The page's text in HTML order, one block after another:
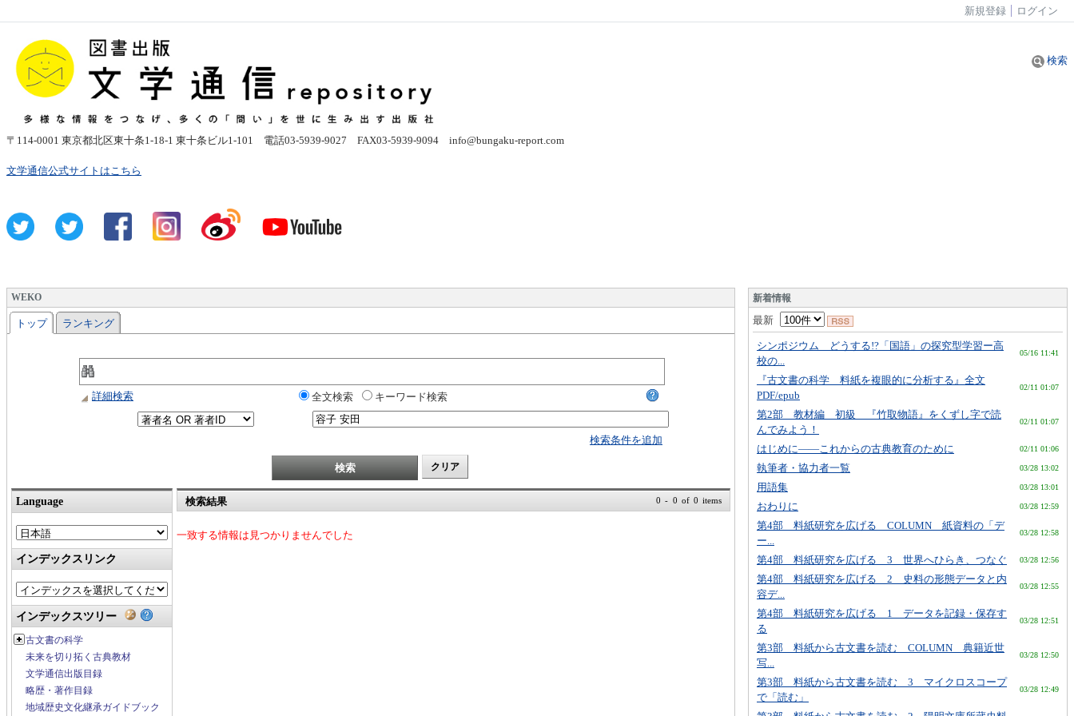
新規登録 ログイン
〒 114-0001 東京都北区東十条1-18-1 東十条ビル1-101 電話03-5939-9027 FAX03-5939-9094 info@bungaku-report.com
文学通信公式サイトはこちら
検索
WEKO
トップ ランキング
詳細検索 全文検索 キーワード検索
検索条件を追加
Language
インデックスリンク
インデックスツリー
古文書の科学
未来を切り拓く古典教材
文学通信出版目録
略歴・著作目録
地域歴史文化継承ガイドブック
検索結果 0 - 0 of 0 items
一致する情報は見つかりませんでした
新着情報
最新
シンポジウム どうする!?「国語」の探究型学習ー高
校の...
05/16 11:41
『古文書の科学 料紙を複眼的に分析する』全文
PDF/epub
02/11 01:07
第2部 教材編 初級 『竹取物語』をくずし字で読
んでみよう！
02/11 01:07
はじめに――これからの古典教育のために 02/11 01:06
執筆者・協力者一覧 03/28 13:02
用語集 03/28 13:01
おわりに 03/28 12:59
第4部 料紙研究を広げる COLUMN 紙資料の「デ
ー...
03/28 12:58
第4部 料紙研究を広げる 3 世界へひらき、つなぐ 03/28 12:56
第4部 料紙研究を広げる 2 史料の形態データと内
容デ...
03/28 12:55
第4部 料紙研究を広げる 1 データを記録・保存す
る
03/28 12:51
第3部 料紙から古文書を読む COLUMN 典籍近世
写...
03/28 12:50
第3部 料紙から古文書を読む 3 マイクロスコープ
で「読む」
03/28 12:49